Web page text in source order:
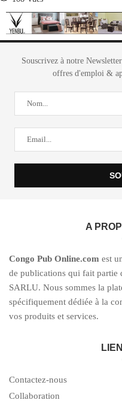
Souscrivez à notre
offres d'emploi &
A
Congo Pub Online.com est
de publications qui fait partie
SARLU. Nous sommes la
spécifiquement dédiée à la
vos produits et services.
Contactez-nous
Collaboration